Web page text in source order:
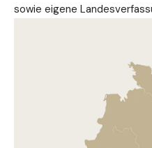
sowie eigene